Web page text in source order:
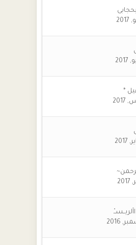
بحجابى
*
اآلريــســْ